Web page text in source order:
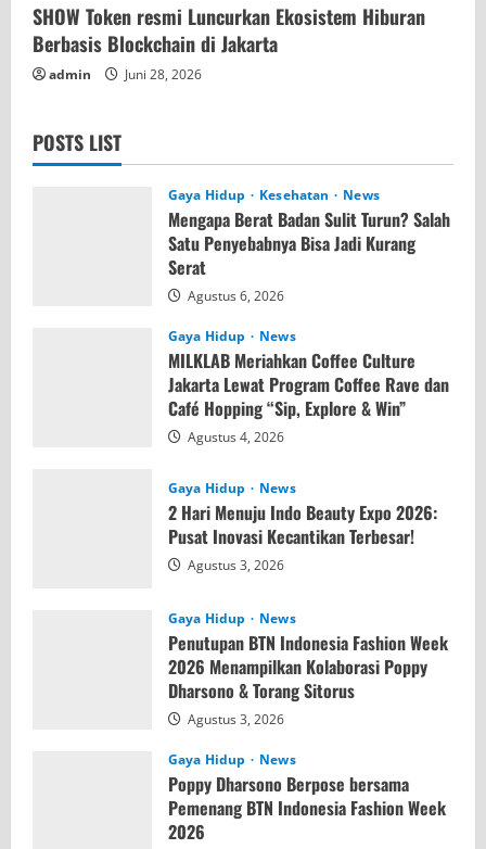
SHOW Token resmi Luncurkan Ekosistem Hiburan
Berbasis Blockchain di Jakarta
admin Juni 28, 2026
POSTS LIST
Gaya Hidup Kesehatan News
Mengapa Berat Badan Sulit Turun? Salah
Satu Penyebabnya Bisa Jadi Kurang
Serat
Agustus 6, 2026
Gaya Hidup News
MILKLAB Meriahkan Coffee Culture
Jakarta Lewat Program Coffee Rave dan
Café Hopping “Sip, Explore & Win”
Agustus 4, 2026
Gaya Hidup News
2 Hari Menuju Indo Beauty Expo 2026:
Pusat Inovasi Kecantikan Terbesar!
Agustus 3, 2026
Gaya Hidup News
Penutupan BTN Indonesia Fashion Week
2026 Menampilkan Kolaborasi Poppy
Dharsono & Torang Sitorus
Agustus 3, 2026
Gaya Hidup News
Poppy Dharsono Berpose bersama
Pemenang BTN Indonesia Fashion Week
2026